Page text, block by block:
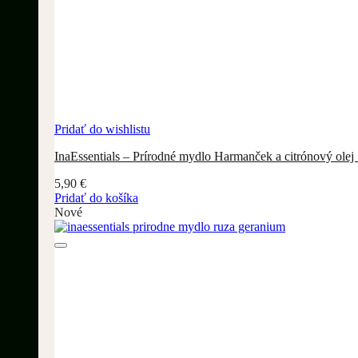
Pridať do wishlistu
InaEssentials – Prírodné mydlo Harmanček a citrónový olej
5,90 €
Pridať do košíka
Nové